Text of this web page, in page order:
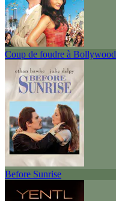
Coup de foudre à Bollywood
Before Sunrise